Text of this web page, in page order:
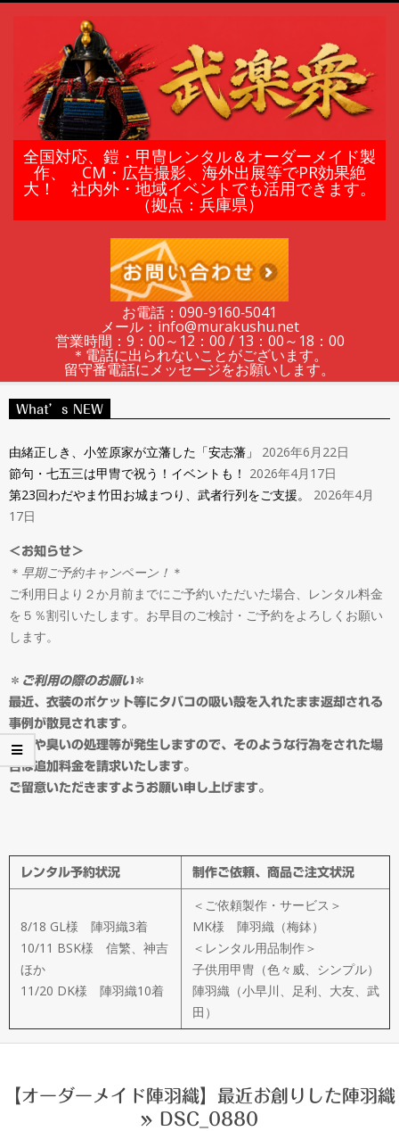
鎧
甲
レ
ン
タ
ル
＆
オ
ー
ダ
ー
メ
イ
ド
製
作
武
楽
全国対応、鎧・甲冑レンタル＆オーダーメイド製
作、 CM・広告撮影、海外出展等でPR効果絶
大！ 社内外・地域イベントでも活用できます。
（拠点：兵庫県）
お電話：090-9160‐5041
メール：info@murakushu.net
営業時間：9：00～12：00 / 13：00～18：00
＊電話に出られないことがございます。
留守番電話にメッセージをお願いします。
Navigation
What’s NEW
由緒正しき、小笠原家が立藩した「安志藩」
2026年6月22日
節句・七五三は甲冑で祝う！イベントも！ 2026年4月17日
第23回わだやま竹田お城まつり、武者行列をご支援。
2026年4月
17日
＜お知らせ＞
＊ 早期ご予約キャンペーン！ ＊
ご利用日より２か月前までにご予約いただいた場合、レンタル料金
を５％割引いたします。お早目のご検討・ご予約をよろしくお願い
します。
＊ ご利用の際のお願い＊
最近、衣装のポケット等にタバコの吸い殻を入れたまま返却される
事例が散見されます。
ゴミや臭いの処理等が発生しますので、そのような行為をされた場
合は追加料金を請求いたします。
ご留意いただきますようお願い申し上げます。
レンタル予約状況 制作ご依頼、商品ご注文状況
8/18 GL様 陣羽織3着
10/11 BSK様 信繁、神吉
ほか
11/20 DK様 陣羽織10着
＜ご依頼製作・サービス＞
MK様 陣羽織（梅鉢）
＜レンタル用品制作＞
子供用甲冑（色々威、シンプル）
陣羽織（小早川、足利、大友、武
田）
【オーダーメイド陣羽織】最近お創りした陣羽織
» DSC_0880